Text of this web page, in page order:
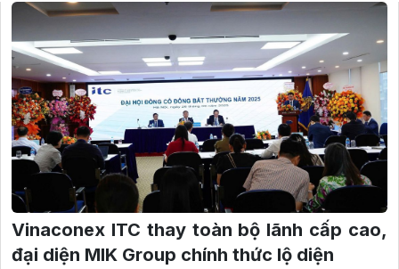
Vinaconex ITC thay toàn bộ lãnh cấp cao,
đại diện MIK Group chính thức lộ diện